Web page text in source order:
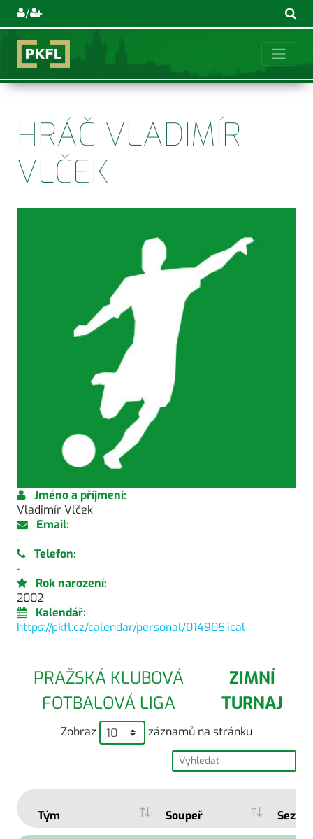
/
HRÁČ VLADIMÍR
VLČEK
Jméno a příjmení:
Vladimír Vlček
Email:
-
Telefon:
-
Rok narození:
2002
Kalendář:
https://pkfl.cz/calendar/personal/014905.ical
PRAŽSKÁ KLUBOVÁ
FOTBALOVÁ LIGA
ZIMNÍ
TURNAJ
Zobraz záznamů na stránku
Tým Soupeř